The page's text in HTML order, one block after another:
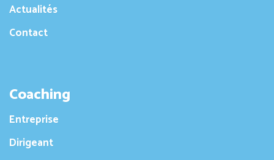
Actualités
Contact
Coaching
Entreprise
Dirigeant